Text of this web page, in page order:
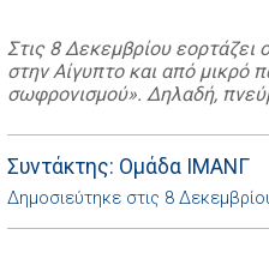
ΑΓΙΟΛΟΓΙΟ
Στις 8 Δεκεμβρίου εορτάζει
στην Αίγυπτο και από μικρό
σωφρονισμού». Δηλαδή,
εαυτό του, αποφεύγοντας
διατηρώντας την αγνότητα,
παραδειγμάτιζε και τους
απέδειξε ακόμα
Συντάκτης: Ομάδα ΙΜΑΝΓ
Δημοσιεύτηκε στις 8